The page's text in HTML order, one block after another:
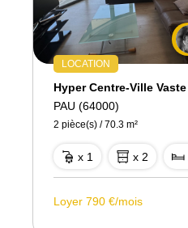
LOCATION
PAU (64000)
2 pièce(s) / 70.3 m²
x 1 x 2
Loyer 790 €/mois